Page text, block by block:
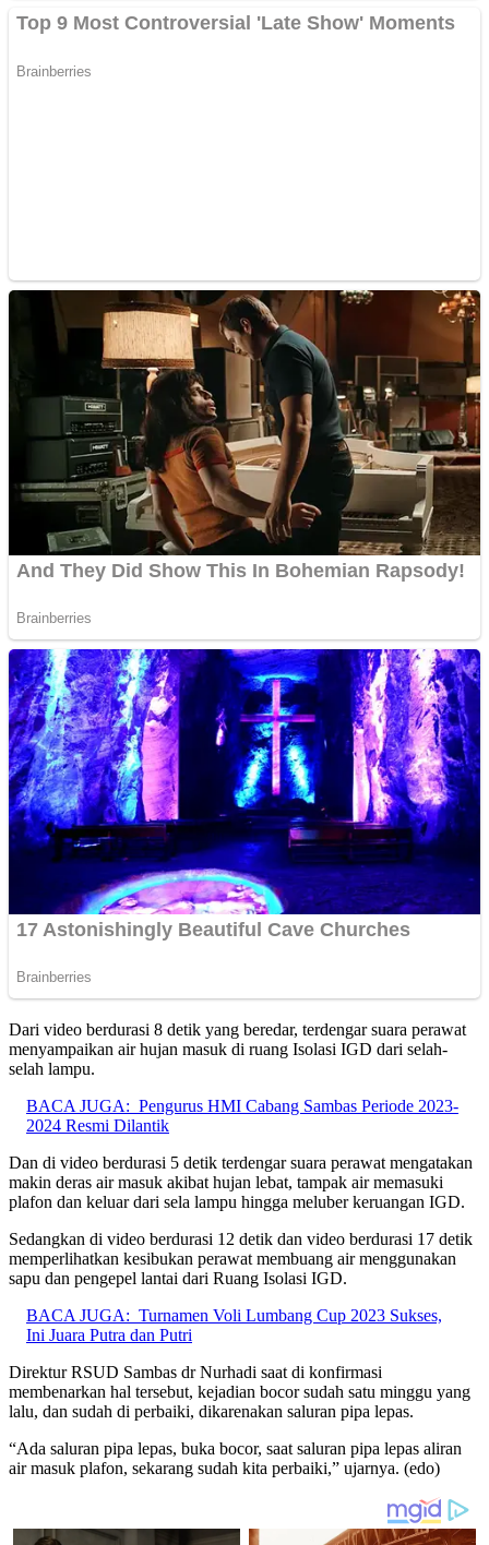
Dari video berdurasi 8 detik yang beredar, terdengar suara perawat
menyampaikan air hujan masuk di ruang Isolasi IGD dari selah-
selah lampu.
BACA JUGA: Pengurus HMI Cabang Sambas Periode 2023-
2024 Resmi Dilantik
Dan di video berdurasi 5 detik terdengar suara perawat mengatakan
makin deras air masuk akibat hujan lebat, tampak air memasuki
plafon dan keluar dari sela lampu hingga meluber keruangan IGD.
Sedangkan di video berdurasi 12 detik dan video berdurasi 17 detik
memperlihatkan kesibukan perawat membuang air menggunakan
sapu dan pengepel lantai dari Ruang Isolasi IGD.
BACA JUGA: Turnamen Voli Lumbang Cup 2023 Sukses,
Ini Juara Putra dan Putri
Direktur RSUD Sambas dr Nurhadi saat di konfirmasi
membenarkan hal tersebut, kejadian bocor sudah satu minggu yang
lalu, dan sudah di perbaiki, dikarenakan saluran pipa lepas.
“Ada saluran pipa lepas, buka bocor, saat saluran pipa lepas aliran
air masuk plafon, sekarang sudah kita perbaiki,” ujarnya. (edo)